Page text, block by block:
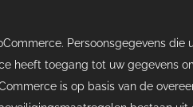
Persoonsgegevens
heeft toegang tot uw gegevens
is op basis van de